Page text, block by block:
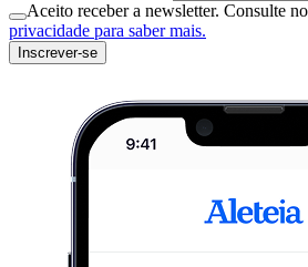
Aceito receber a newsletter. Consulte
privacidade para saber mais.
Inscrever-se